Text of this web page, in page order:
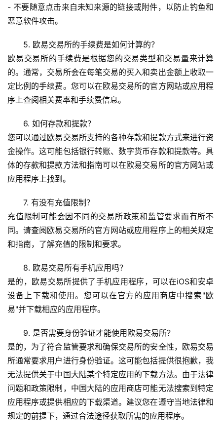
新
闻
行
析
币
圈
常
题
- 不要随意点击来自未知来源的链接或附件，以防止钓鱼和
恶意软件攻击。
5. 欧易交易所的手续费是如何计算的？
欧易交易所的手续费是根据您的交易类型和交易量来计算
的。通常，交易所会在每笔交易的买入和卖出金额上收取一
定比例的手续费。您可以在欧易交易所的官方网站或应用程
序上查阅相关费率和手续费信息。
6. 如何存款和提款？
您可以通过欧易交易所支持的各种存款和提款方式来进行资
金操作。这可能包括银行转账、数字货币存款和提款等。具
体的存款和提款方法和指南可以在欧易交易所的官方网站或
应用程序上找到。
7. 有没有充值限制？
充值限制可能会因不同的交易所政策和监管要求而有所不
同。请查阅欧易交易所的官方网站或应用程序上的相关规定
和指南，了解充值的限制和要求。
8. 欧易交易所有手机应用吗？
是的，欧易交易所提供了手机应用程序，可以在iOS和安卓
设备上下载和使用。您可以在官方的应用商店中搜索"欧
易"并下载相应的应用程序。
9. 是否需要身份验证才能使用欧易交易所？
是的，为了符合监管要求和确保交易所的安全性，欧易交易
所通常要求用户进行身份验证。这可能包括提供很抱歉，我
无法提供关于中国大陆某个特定应用的下载方法。由于法律
问题和政策限制，中国大陆的应用商店可能无法搜索到特定
应用程序或提供相应的下载渠道。建议您在遵守当地法律和
规定的前提下，通过合法途径获取所需的应用程序。